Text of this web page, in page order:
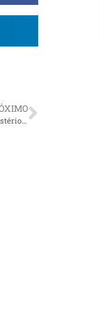
AMBEP apoia as 10 medidas contra a corrupção propostas pelo Ministério Público